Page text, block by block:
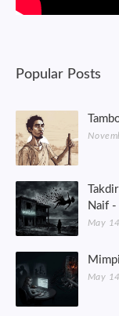
Popular Posts
Naif -
May
May